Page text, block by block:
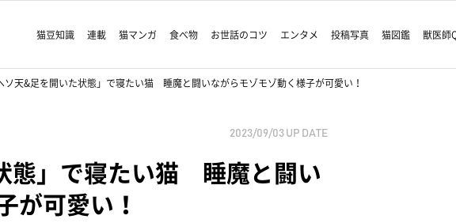
猫豆知識 連載 猫マンガ 食べ物 お世話のコツ エンタメ 投稿写真 猫図鑑 獣医師
ソ天&足を開いた状態」で寝たい猫 睡魔と闘いながらモゾモゾ動く様子が可愛い！
2023/09/03 UP DATE
態」で寝たい猫 睡魔と闘い
が可愛い！